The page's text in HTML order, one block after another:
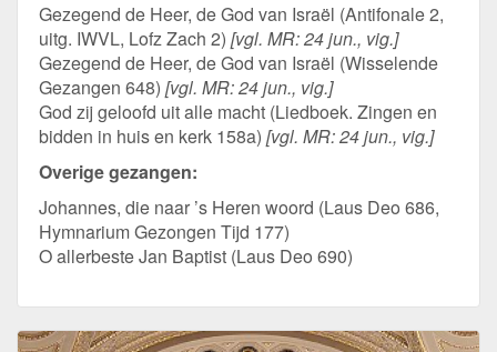
Gezegend de Heer, de God van Israël (Antifonale 2,
uitg. IWVL, Lofz Zach 2) [vgl. MR: 24 jun., vig.]
Gezegend de Heer, de God van Israël (Wisselende
Gezangen 648) [vgl. MR: 24 jun., vig.]
God zij geloofd uit alle macht (Liedboek. Zingen en
bidden in huis en kerk 158a) [vgl. MR: 24 jun., vig.]
Overige gezangen:
Johannes, die naar ’s Heren woord (Laus Deo 686,
Hymnarium Gezongen Tijd 177)
O allerbeste Jan Baptist (Laus Deo 690)